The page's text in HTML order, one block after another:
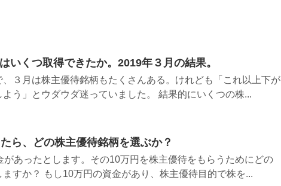
いくつ取得できたか。2019年３月の結果。
、３月は株主優待銘柄もたくさんある。けれども「これ以上下が
よう」とウダウダ迷っていました。 結果的にいくつの株...
ら、どの株主優待銘柄を選ぶか？
があったとします。その10万円を株主優待をもらうためにどの
ますか？ もし10万円の資金があり、株主優待目的で株を...